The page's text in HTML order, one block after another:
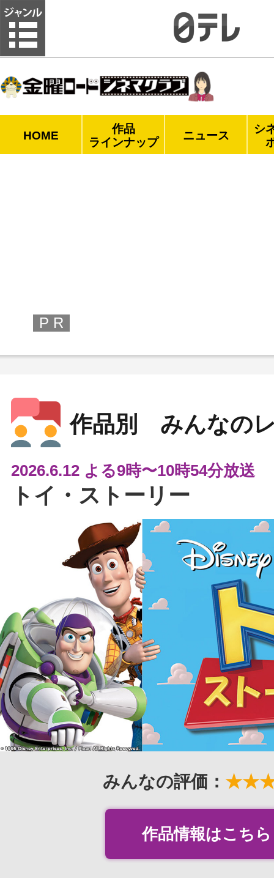
HOME
作品
ラインナップ
ニュース
シ
P R
作品別 みんなの
2026.6.12 よる9時〜10時54分放送
トイ・ストーリー
みんなの評価：
作品情報はこちら